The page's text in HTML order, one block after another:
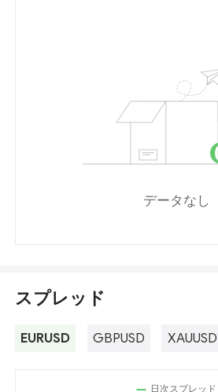
データなし
スプレッド
EURUSD GBPUSD XAUUSD